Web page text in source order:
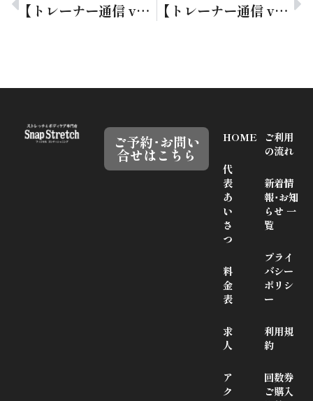
【トレーナー通信 vol.11】就寝前にストレッチ・・・ッッ！！ 【トレーナー通信 vol.13】ご縁に感謝・・・ツツ！！
HOME
代
表
あ
い
さ
つ
料
金
表
求
人
ア
ク
ご利用
の流れ
新着情
報･お知
らせ 一
覧
プライ
バシー
ポリシ
ー
利用規
約
回数券
ご購入
ご予約･お問い
合せはこちら